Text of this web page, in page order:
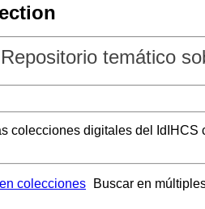
temático
colecciones digitales del
colecciones Buscar en